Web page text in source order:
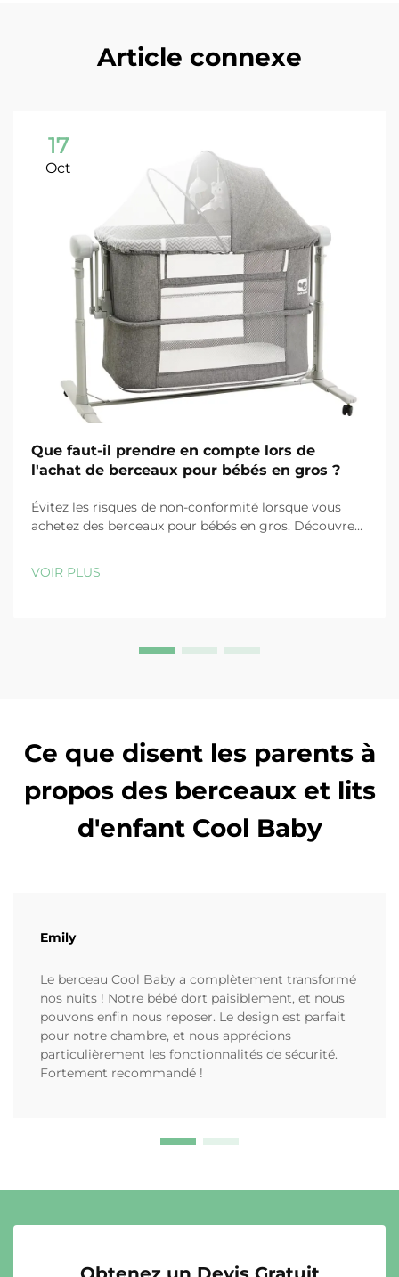
Article connexe
17
Oct
Que faut-il prendre en compte lors de
l'achat de berceaux pour bébés en gros ?
Évitez les risques de non-conformité lorsque vous
achetez des berceaux pour bébés en gros. Découvrez
certifiés. Obtenez dès maintenant la liste de
VOIR PLUS
Ce que disent les parents à
propos des berceaux et lits
d'enfant Cool Baby
Emily
Le berceau Cool Baby a complètement transformé
nos nuits ! Notre bébé dort paisiblement, et nous
pouvons enfin nous reposer. Le design est parfait
pour notre chambre, et nous apprécions
particulièrement les fonctionnalités de sécurité.
Fortement recommandé !